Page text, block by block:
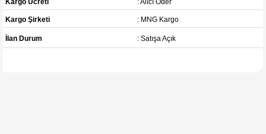
Kargo Şirketi : MNG Kargo
İlan Durum : Satışa Açık